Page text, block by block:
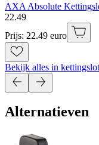
AXA Absolute
22.49
Prijs: 22.49 euro
Bekijk alles in kettingslot
Alternatieven